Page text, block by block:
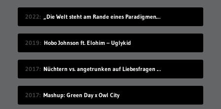
2022 „Die Welt steht am Rande eines Paradigmenwechsels“ (Wolodymyr Nosov, Geschäftsleiter von WhiteBIT)
2019 Hobo Johnson ft. Elohim – Uglykid
2017 Nüchtern vs. angetrunken auf Liebesfragen antworten
2017 Mashup: Green Day x Owl City